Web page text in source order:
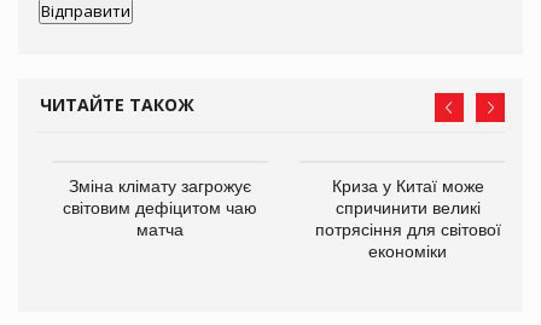
ЧИТАЙТЕ ТАКОЖ
Зміна клімату загрожує
світовим дефіцитом чаю
матча
Криза у Китаї може
спричинити великі
потрясіння для світової
економіки